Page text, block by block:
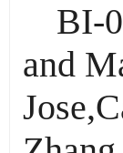
BI-
and